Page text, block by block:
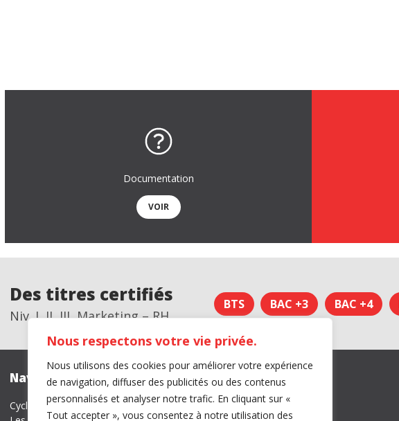
Nous respectons votre vie privée.
Nous utilisons des cookies pour améliorer votre expérience
de navigation, diffuser des publicités ou des contenus
personnalisés et analyser notre trafic. En cliquant sur «
Tout accepter », vous consentez à notre utilisation des
Documentation
VOIR
Des titres certifiés
Niv. I, II, III, Marketing – RH
BTS BAC +3 BAC +4
Navigation
Cycle école de commerce à Montpellier
Certifications
de scolarité
IDELCA